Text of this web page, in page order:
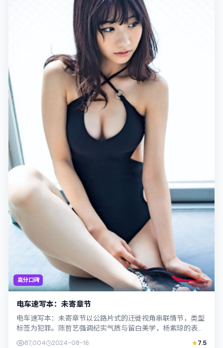
高分口碑
电车速写本：未寄章节
电车速写本：未寄章节以公路片式的迁徙视角串联情节，类型
标签为犯罪。陈哲艺强调纪实气质与留白美学，杨紫琼的表演
在外冷内热之间切换；若你正在查找中国...
87,004 2024-08-16 7.5